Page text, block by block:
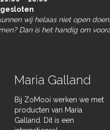
gesloten
wij helaas niet open doen.
Dan is het handig om
Maria Galland
Bij ZoMooi werken we met
producten van Maria
Galland. Dit is een